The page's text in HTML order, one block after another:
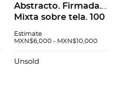
Abstracto. Firmada.
Mixta sobre tela. 100
Estimate
MXN$6,000 - MXN$10,000
Unsold